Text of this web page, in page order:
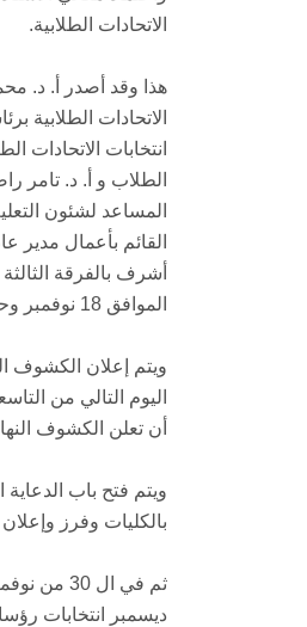
الاتحادات الطلابية.
هذا وقد أصدر أ. د.
الاتحادات الطلابية
انتخابات الاتحادات
الطلاب و أ. د. تامر
المساعد لشئون
القائم بأعمال مدير
أشرف بالفرقة
الموافق 18 نوفمبر وحتى الساعة الثانية ظهرًا.
أن تعلن الكشوف
بالكليات وفرز وإعلان النتائج اعتبارًا من
ديسمبر انتخابات